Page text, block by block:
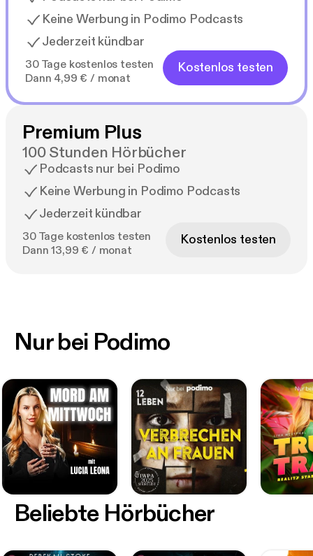
Keine Werbung in Podimo Podcasts
Jederzeit kündbar
30 Tage kostenlos testen
Dann 4,99 € / monat
Kostenlos testen
Premium Plus
100 Stunden Hörbücher
Podcasts nur bei Podimo
Keine Werbung in Podimo Podcasts
Jederzeit kündbar
30 Tage kostenlos testen
Dann 13,99 € / monat
Kostenlos testen
Nur bei Podimo
Beliebte Hörbücher